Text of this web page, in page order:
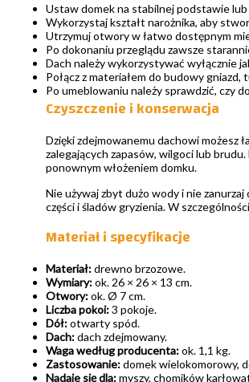
Ustaw domek na stabilnej podstawie lub
Wykorzystaj kształt narożnika, aby
Utrzymuj otwory w łatwo dostępnym
Po dokonaniu przeglądu zawsze
Dach należy wykorzystywać wyłącznie
Połącz z materiałem do budowy
Po umeblowaniu należy sprawdzić, czy
Czyszczenie i konserwacja
Dzięki zdejmowanemu dachowi możesz
zalegających zapasów, wilgoci lub
ponownym włożeniem domku.
Nie używaj zbyt dużo wody i nie
części i śladów gryzienia. W
Materiał i specyfikacje
Materiał:drewno brzozowe.
Wymiary:ok. 26 × 26 × 13 cm.
Otwory:ok. Ø 7 cm.
Liczba pokoi:3 pokoje.
Dół:otwarty spód.
Dach:dach zdejmowany.
Waga według producenta:ok. 1,1 kg.
Zastosowanie:domek wielokomorowy,
Nadaje się dla:myszy, chomików